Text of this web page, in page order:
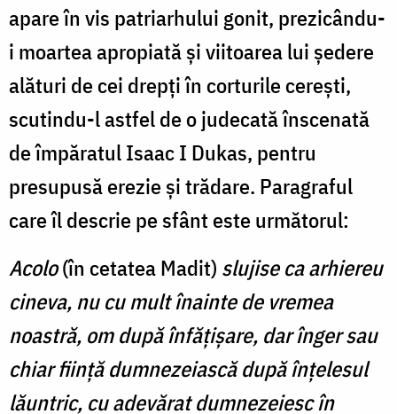
apare în vis patriarhului gonit, prezicându-
i moartea apropiată și viitoarea lui ședere
alături de cei drepți în corturile cerești,
scutindu-l astfel de o judecată înscenată
de împăratul Isaac I Dukas, pentru
presupusă erezie și trădare. Paragraful
care îl descrie pe sfânt este următorul:
Acolo(în cetatea Madit) slujise ca arhiereu
cineva, nu cu mult înainte de vremea
noastră, om după înfățișare, dar înger sau
chiar ființă dumnezeiască după înțelesul
lăuntric, cu adevărat dumnezeiesc în